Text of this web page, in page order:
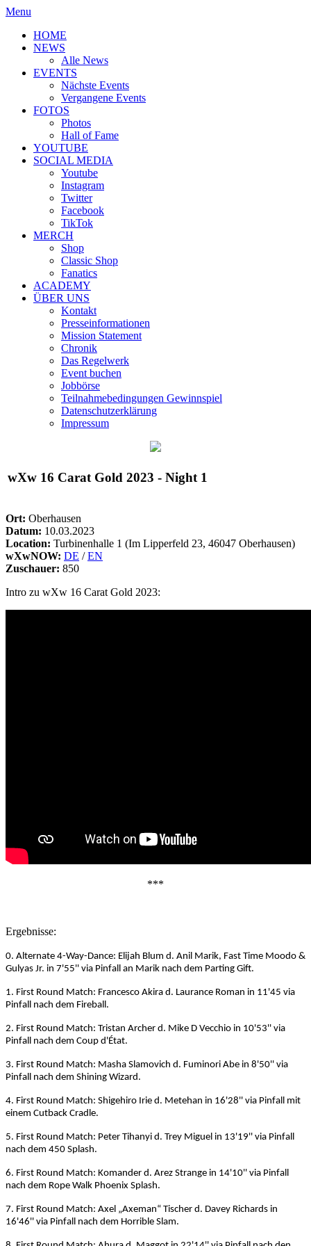
Menu
HOME
NEWS
Alle News
EVENTS
Nächste Events
Vergangene Events
FOTOS
Photos
Hall of Fame
YOUTUBE
SOCIAL MEDIA
Youtube
Instagram
Twitter
Facebook
TikTok
MERCH
Shop
Classic Shop
Fanatics
ACADEMY
ÜBER UNS
Kontakt
Presseinformationen
Mission Statement
Chronik
Das Regelwerk
Event buchen
Jobbörse
Teilnahmebedingungen Gewinnspiel
Datenschutzerklärung
Impressum
wXw 16 Carat Gold 2023 - Night 1
Ort: Oberhausen
Datum: 10.03.2023
Location: Turbinenhalle 1 (Im Lipperfeld 23, 46047 Oberhausen)
wXwNOW: DE /EN
Zuschauer: 850
Intro zu wXw 16 Carat Gold 2023:
***
Ergebnisse:
0. Alternate 4-Way-Dance: Elijah Blum d. Anil Marik, Fast Time Moodo &
Gulyas Jr. in 7'55'' via Pinfall an Marik nach dem Parting Gift.
1. First Round Match: Francesco Akira d. Laurance Roman in 11'45 via
Pinfall nach dem Fireball.
2. First Round Match: Tristan Archer d. Mike D Vecchio in 10'53'' via
Pinfall nach dem Coup d'État.
3. First Round Match: Masha Slamovich d. Fuminori Abe in 8'50'' via
Pinfall nach dem Shining Wizard.
4. First Round Match: Shigehiro Irie d. Metehan in 16'28'' via Pinfall mit
einem Cutback Cradle.
5. First Round Match: Peter Tihanyi d. Trey Miguel in 13'19'' via Pinfall
nach dem 450 Splash.
6. First Round Match: Komander d. Arez Strange in 14'10'' via Pinfall
nach dem Rope Walk Phoenix Splash.
7. First Round Match: Axel „Axeman“ Tischer d. Davey Richards in
16'46'' via Pinfall nach dem Horrible Slam.